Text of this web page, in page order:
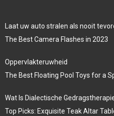
Laat uw auto stralen als nooit
The Best Camera Flashes in 2023
Oppervlakteruwheid
The Best Floating Pool Toys for a
Wat Is Dialectische
Top Picks: Exquisite Teak Altar